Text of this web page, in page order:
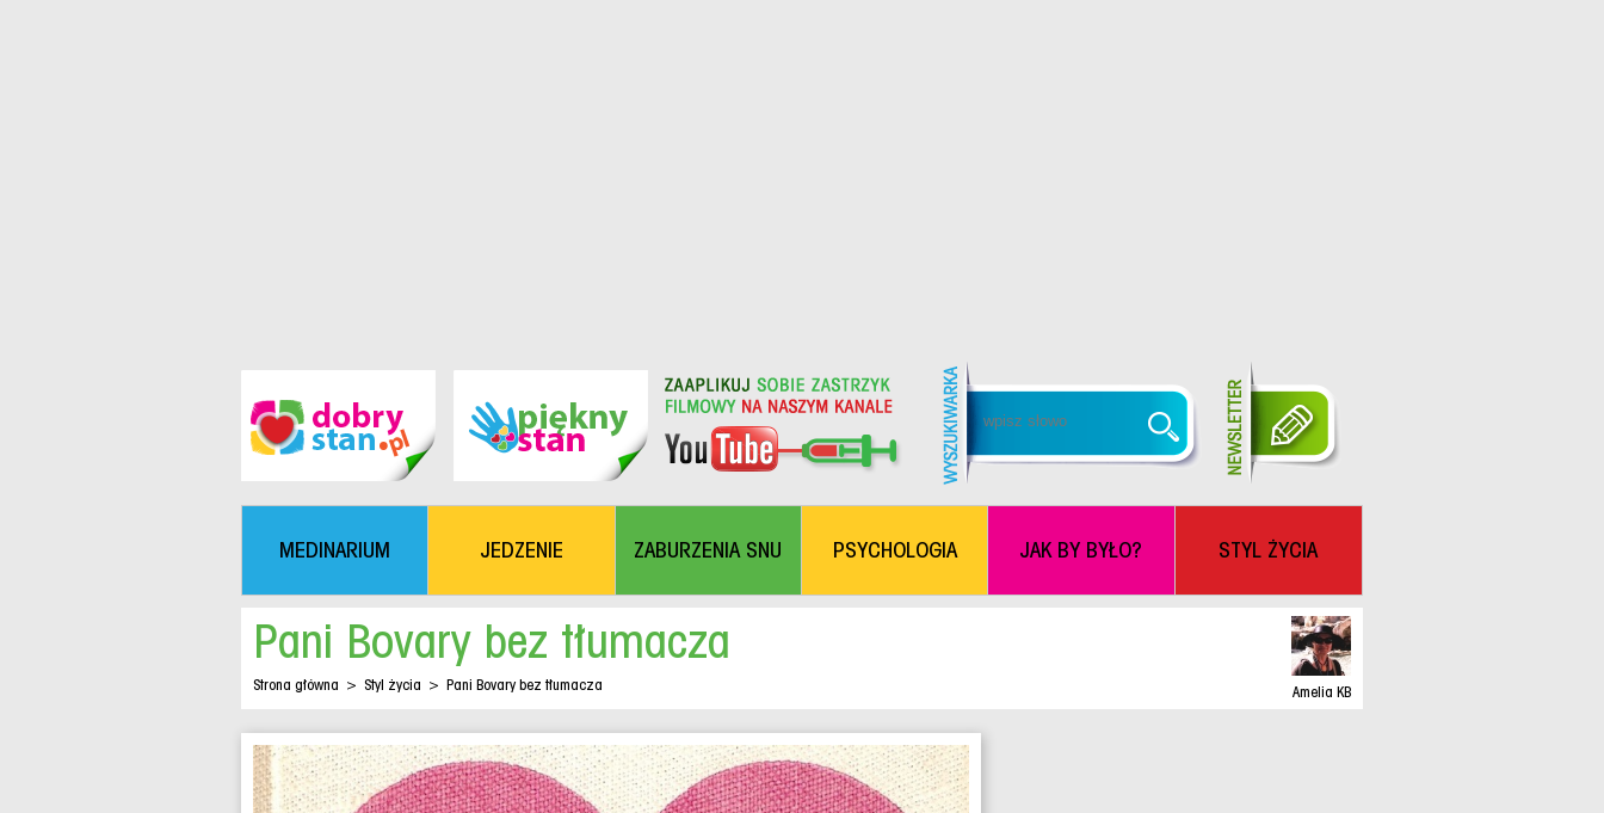
MEDINARIUM JEDZENIE ZABURZENIA SNU PSYCHOLOGIA JAK BY BYŁO? STYL ŻYCIA
Amelia KB
Pani Bovary bez tłumacza
Strona główna > Styl życia > Pani Bovary bez tłumacza